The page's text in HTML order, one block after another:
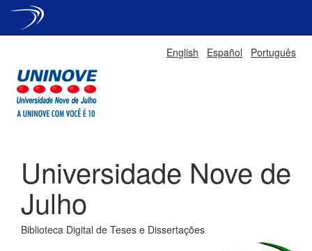
English Español Português
Universidade Nove de
Julho
Biblioteca Digital de Teses e Dissertações